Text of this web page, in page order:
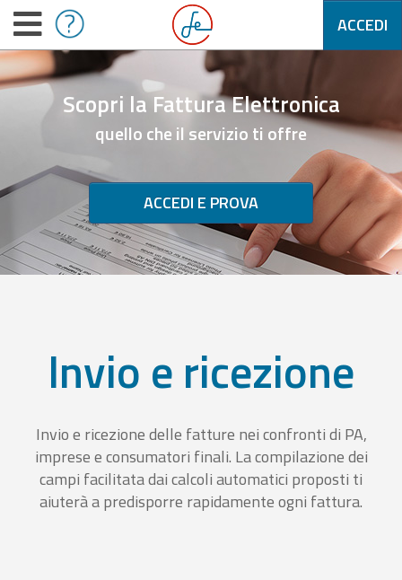
ACCEDI
Scopri la Fattura Elettronica
quello che il servizio ti offre
ACCEDI E PROVA
Invio e ricezione
Invio e ricezione delle fatture nei confronti di PA,
imprese e consumatori finali. La compilazione dei
campi facilitata dai calcoli automatici proposti ti
aiuterà a predisporre rapidamente ogni fattura.